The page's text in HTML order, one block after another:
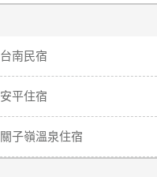
台南民宿
安平住宿
關子嶺溫泉住宿